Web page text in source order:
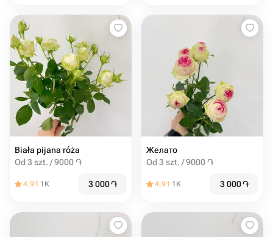
Biała pijana róża
Od 3 szt. / 9000 ֏
4.91 1K 3 000֏
Желато
Od 3 szt. / 9000 ֏
4.91 1K 3 000֏